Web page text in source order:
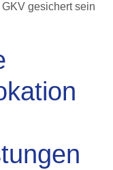
gesichert sein